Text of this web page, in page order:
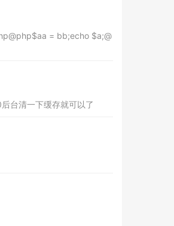
= bb;echo $a;@
台清一下缓存就可以了